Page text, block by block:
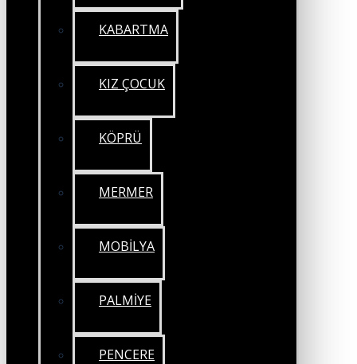
KABARTMA
KIZ ÇOCUK
KÖPRÜ
MERMER
MOBİLYA
PALMİYE
PENCERE